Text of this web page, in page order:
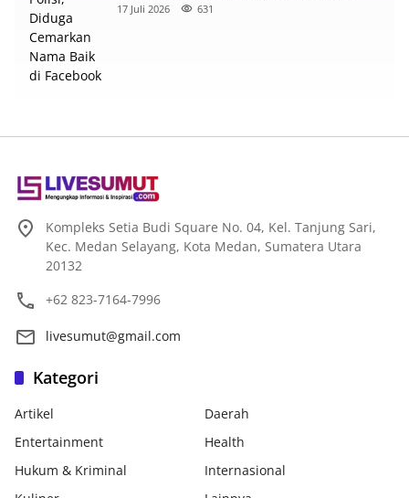
Nama Baik di Facebook
17 Juli 2026 631
Kompleks Setia Budi Square No. 04, Kel. Tanjung Sari,
Kec. Medan Selayang, Kota Medan, Sumatera Utara
20132
+62 823-7164-7996
livesumut@gmail.com
Kategori
Artikel
Daerah
Entertainment
Health
Hukum & Kriminal
Internasional